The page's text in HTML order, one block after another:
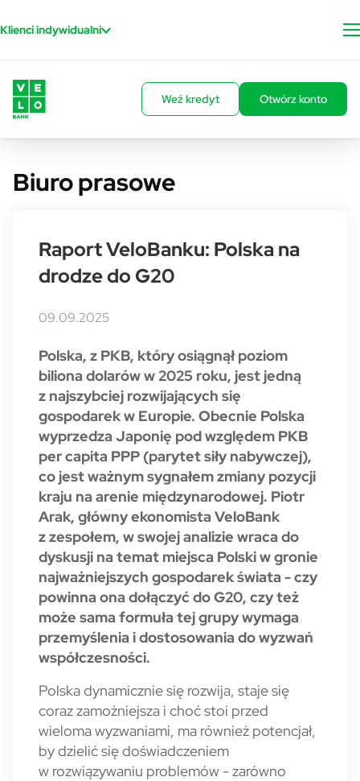
Klienci indywidualni
Weź kredyt Otwórz konto
Biuro prasowe
Raport VeloBanku: Polska na
drodze do G20
09.09.2025
Polska, z PKB, który osiągnął poziom
biliona dolarów w 2025 roku, jest jedną
z najszybciej rozwijających się
gospodarek w Europie. Obecnie Polska
wyprzedza Japonię pod względem PKB
per capita PPP (parytet siły nabywczej),
co jest ważnym sygnałem zmiany pozycji
kraju na arenie międzynarodowej. Piotr
Arak, główny ekonomista VeloBank
z zespołem, w swojej analizie wraca do
dyskusji na temat miejsca Polski w gronie
najważniejszych gospodarek świata - czy
powinna ona dołączyć do G20, czy też
może sama formuła tej grupy wymaga
przemyślenia i dostosowania do wyzwań
współczesności.
Polska dynamicznie się rozwija, staje się
coraz zamożniejsza i choć stoi przed
wieloma wyzwaniami, ma również potencjał,
by dzielić się doświadczeniem
w rozwiązywaniu problemów - zarówno